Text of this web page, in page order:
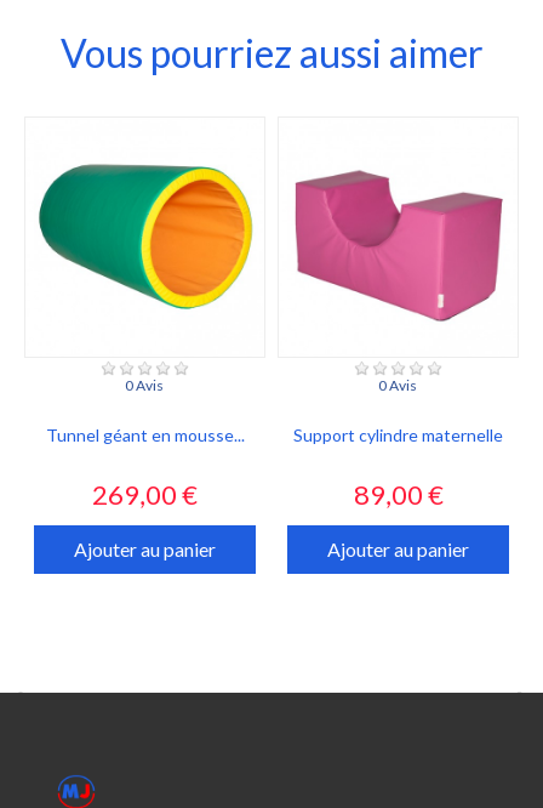
Vous pourriez aussi aimer
0 Avis
Tunnel géant en mousse...
Prix
269,00 €
Ajouter au panier
0 Avis
Support cylindre maternelle
Prix
89,00 €
Ajouter au panier
 